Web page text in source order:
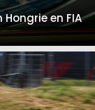
en FIA